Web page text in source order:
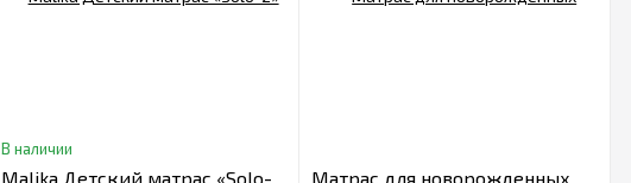
В наличии
Malika Детский матрас «Solo-
Матрас для новорожденных